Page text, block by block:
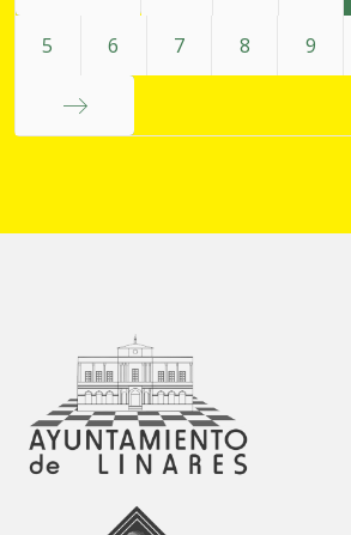
5 6 7 8 9